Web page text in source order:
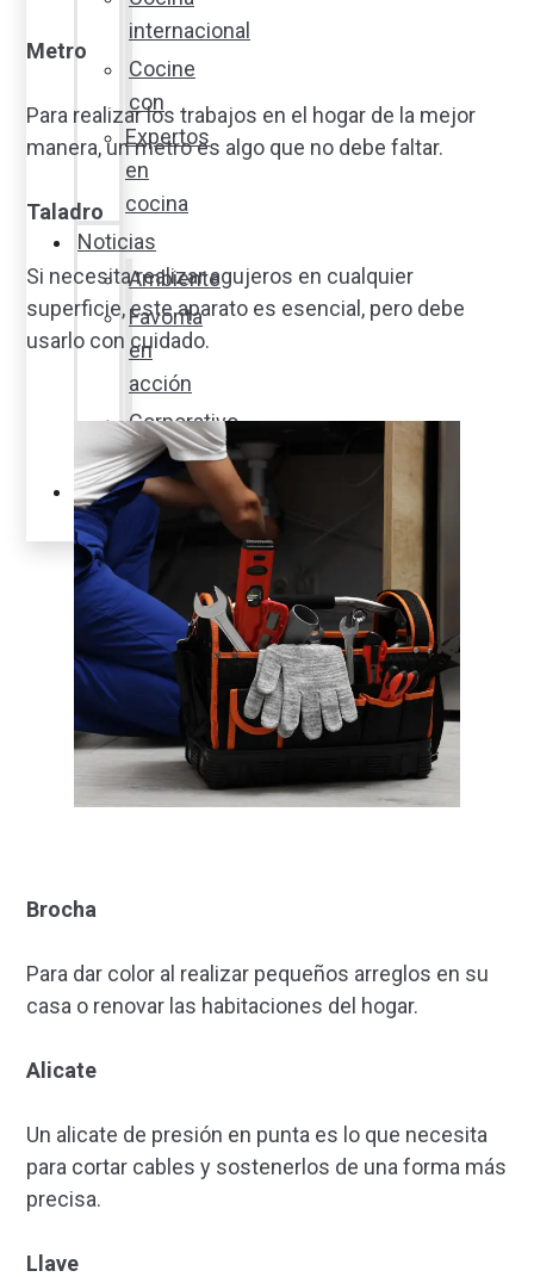
internacional
Cocine
con
Expertos
en
cocina
Noticias
Ambiente
Favorita
en
acción
Corporativo
Emprendimiento
Maxi
Guía
Metro
Para realizar los trabajos en el hogar de la mejor
manera, un metro es algo que no debe faltar.
Taladro
Si necesita realizar agujeros en cualquier
superficie, este aparato es esencial, pero debe
usarlo con cuidado.
Brocha
Para dar color al realizar pequeños arreglos en su
casa o renovar las habitaciones del hogar.
Alicate
Un alicate de presión en punta es lo que necesita
para cortar cables y sostenerlos de una forma más
precisa.
Llave